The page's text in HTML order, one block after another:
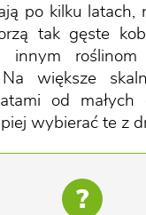
po kilku latach,
tak gęste
innym
Na większe
od małych
wybierać te z
?